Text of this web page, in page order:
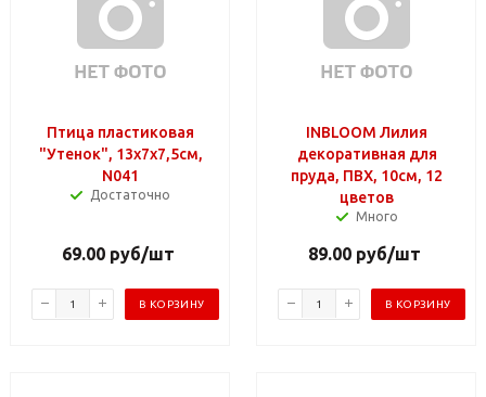
Птица пластиковая
"Утенок", 13x7x7,5см,
N041
Достаточно
69.00 руб/шт
В КОРЗИНУ
INBLOOM Лилия
декоративная для
пруда, ПВХ, 10см, 12
цветов
Много
89.00 руб/шт
В КОРЗИНУ